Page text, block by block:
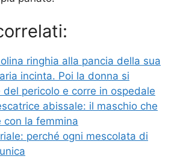
ringhia alla pancia della sua
incinta. Poi la donna si
del pericolo e corre in ospedale
abissale: il maschio che
con la femmina
perché ogni mescolata di